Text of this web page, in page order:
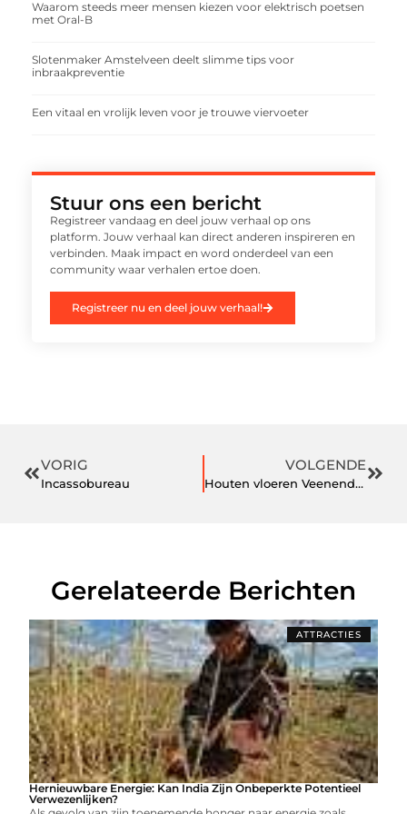
Waarom steeds meer mensen kiezen voor elektrisch poetsen
met Oral-B
Slotenmaker Amstelveen deelt slimme tips voor
inbraakpreventie
Een vitaal en vrolijk leven voor je trouwe viervoeter
Stuur ons een bericht
Registreer vandaag en deel jouw verhaal op ons
platform. Jouw verhaal kan direct anderen inspireren en
verbinden. Maak impact en word onderdeel van een
community waar verhalen ertoe doen.
Registreer nu en deel jouw verhaal!
VORIG
Incassobureau
VOLGENDE
Houten vloeren Veenendaal
Gerelateerde Berichten
ATTRACTIES
Hernieuwbare Energie: Kan India Zijn Onbeperkte Potentieel
Verwezenlijken?